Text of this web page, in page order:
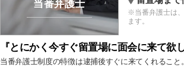
当番弁護士
※当番弁護士は
ます。
『とにかく今すぐ留置場に面会に来て欲
当番弁護士制度の特徴は逮捕後すぐに来てくれるこ